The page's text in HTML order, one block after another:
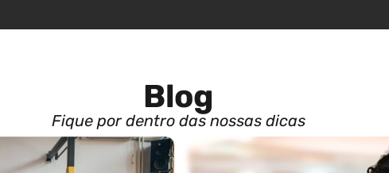
Blog
Fique por dentro das nossas dicas